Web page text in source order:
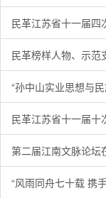
民革江苏省十一届四
民革榜样人物、示范
“孙中山实业思想与
民革江苏省十一届十
第二届江南文脉论坛
“风雨同舟七十载 携